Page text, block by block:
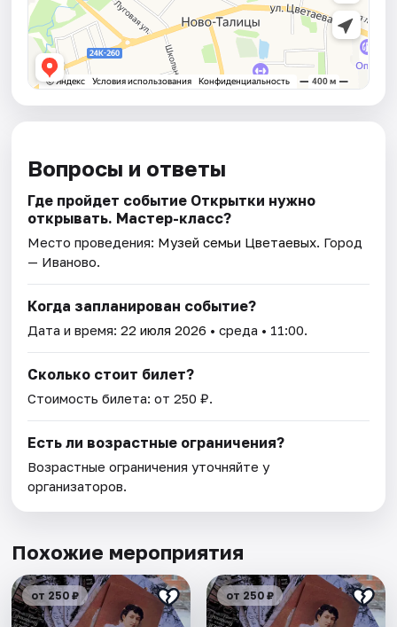
Вопросы и ответы
Где пройдет событие Открытки нужно
открывать. Мастер-класс?
Место проведения: Музей семьи Цветаевых. Город
— Иваново.
Когда запланирован событие?
Дата и время:22 июля 2026 • среда • 11:00.
Сколько стоит билет?
Стоимость билета: от 250 ₽.
Есть ли возрастные ограничения?
Возрастные ограничения уточняйте у
организаторов.
Похожие мероприятия
от 250 ₽ от 250 ₽